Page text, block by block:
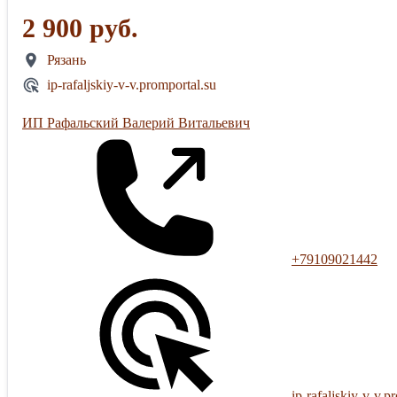
2 900 руб.
Рязань
ip-rafaljskiy-v-v.promportal.su
ИП Рафальский Валерий Витальевич
+79109021442